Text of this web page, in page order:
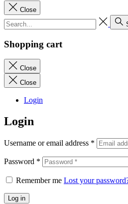
Close
Shopping cart
Close
Close
Login
Login
Username or email address *
Password *
Remember me Lost your
Log in